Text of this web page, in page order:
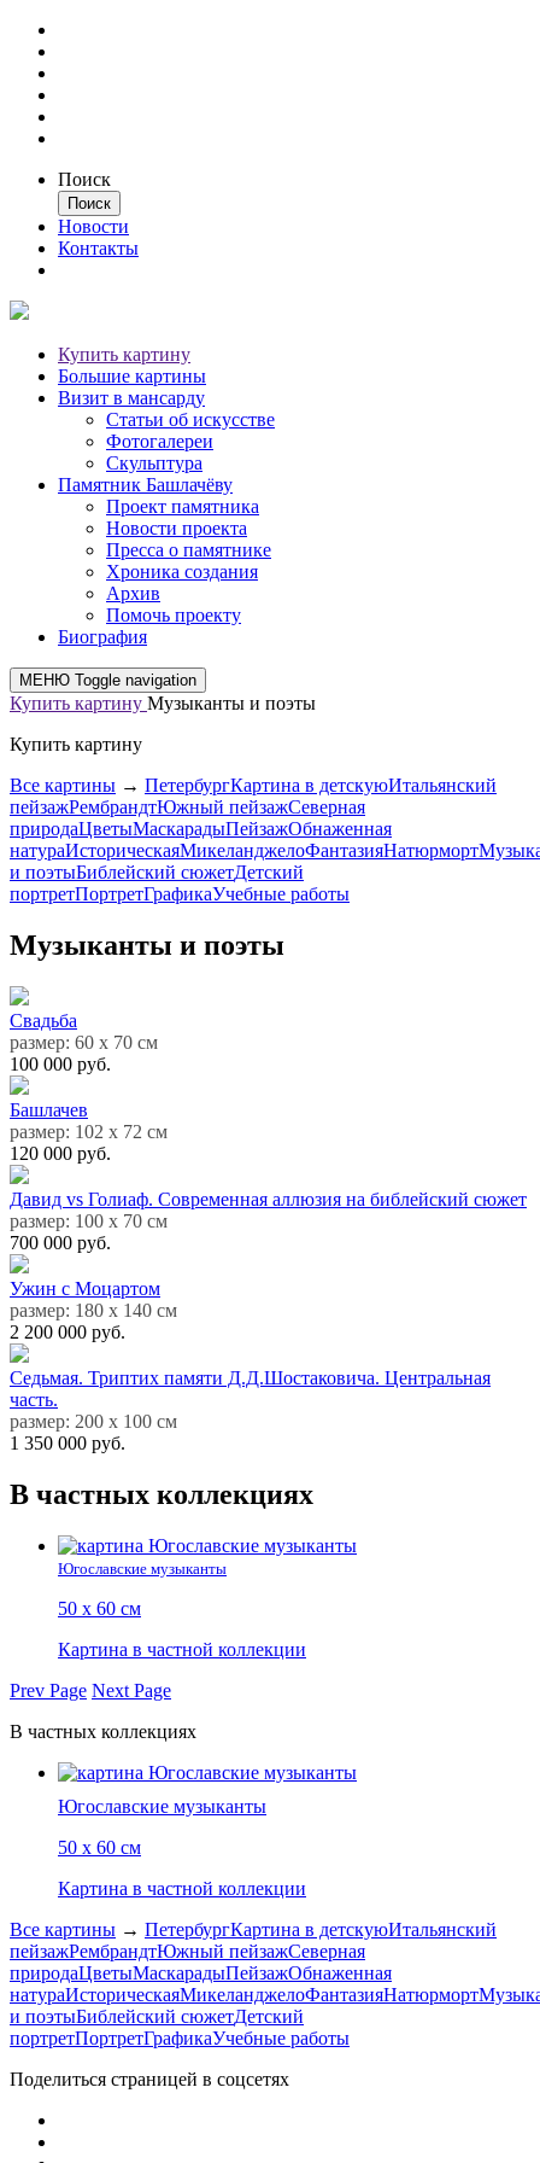
Поиск
Новости
Контакты
Купить картину
Большие картины
Визит в мансарду
Статьи об искусстве
Фотогалереи
Скульптура
Памятник Башлачёву
Проект памятника
Новости проекта
Пресса о памятнике
Хроника создания
Архив
Помочь проекту
Биография
МЕНЮ Toggle navigation
Купить картину Музыканты и поэты
Купить картину
Все картины → ПетербургКартина в детскуюИтальянский
пейзажРембрандтЮжный пейзажСеверная
природаЦветыМаскарадыПейзажОбнаженная
натураИсторическаяМикеланджелоФантазияНатюрморт
и поэтыБиблейский сюжетДетский
портретПортретГрафикаУчебные работы
Музыканты и поэты
Свадьба
размер: 60 х 70 см
100 000 руб.
Башлачев
размер: 102 х 72 см
120 000 руб.
Давид vs Голиаф. Современная аллюзия на библейский сюжет
размер: 100 х 70 см
700 000 руб.
Ужин с Моцартом
размер: 180 х 140 см
2 200 000 руб.
Седьмая. Триптих памяти Д.Д.Шостаковича. Центральная
часть.
размер: 200 х 100 см
1 350 000 руб.
В частных коллекциях
Югославские музыканты
50 х 60 см
Картина в частной коллекции
Prev Page Next Page
В частных коллекциях
Югославские музыканты
50 х 60 см
Картина в частной коллекции
Все картины → ПетербургКартина в детскуюИтальянский
пейзажРембрандтЮжный пейзажСеверная
природаЦветыМаскарадыПейзажОбнаженная
натураИсторическаяМикеланджелоФантазияНатюрморт
и поэтыБиблейский сюжетДетский
портретПортретГрафикаУчебные работы
Поделиться страницей в соцсетях